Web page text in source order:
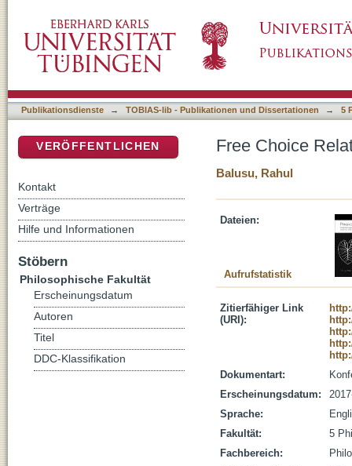
Publikationsdienste → TOBIAS-lib - Publikationen und Dissertationen → 5
Free Choice
Balusu, Rahul
Dateien:
Aufrufstatistik
Zitierfähiger Link
(URI):
Dokumentart:
Erscheinungsdatum:
Sprache:
Fakultät:
5
Fachbereich:
VERÖFFENTLICHEN
Kontakt
Verträge
Hilfe und Informationen
Stöbern
Philosophische Fakultät
Erscheinungsdatum
Autoren
Titel
DDC-Klassifikation